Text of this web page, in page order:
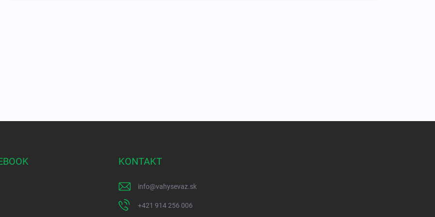
KONTAKT
info@vahysevaz.sk
+421 914 256 006